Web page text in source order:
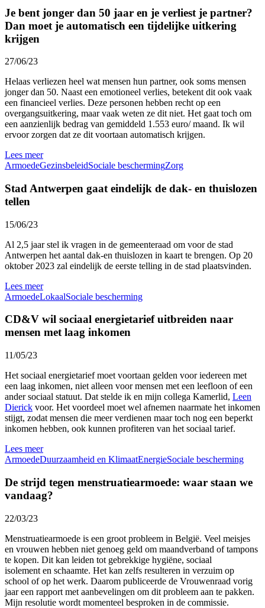
Je bent jonger dan 50 jaar en je verliest je partner?
Dan moet je automatisch een tijdelijke uitkering
krijgen
27/06/23
Helaas verliezen heel wat mensen hun partner, ook soms mensen
jonger dan 50. Naast een emotioneel verlies, betekent dit ook vaak
een financieel verlies. Deze personen hebben recht op een
overgangsuitkering, maar vaak weten ze dit niet. Het gaat toch om
een aanzienlijk bedrag van gemiddeld 1.553 euro/ maand. Ik wil
ervoor zorgen dat ze dit voortaan automatisch krijgen.
Lees meer
ArmoedeGezinsbeleidSociale beschermingZorg
Stad Antwerpen gaat eindelijk de dak- en thuislozen
tellen
15/06/23
Al 2,5 jaar stel ik vragen in de gemeenteraad om voor de stad
Antwerpen het aantal dak-en thuislozen in kaart te brengen. Op 20
oktober 2023 zal eindelijk de eerste telling in de stad plaatsvinden.
Lees meer
ArmoedeLokaalSociale bescherming
CD&V wil sociaal energietarief uitbreiden naar
mensen met laag inkomen
11/05/23
Het sociaal energietarief moet voortaan gelden voor iedereen met
een laag inkomen, niet alleen voor mensen met een leefloon of een
ander sociaal statuut. Dat stelde ik en mijn collega Kamerlid, Leen
Dierick voor. Het voordeel moet wel afnemen naarmate het inkomen
stijgt, zodat mensen die meer verdienen maar toch nog een beperkt
inkomen hebben, ook kunnen profiteren van het sociaal tarief.
Lees meer
ArmoedeDuurzaamheid en KlimaatEnergieSociale bescherming
De strijd tegen menstruatiearmoede: waar staan we
vandaag?
22/03/23
Menstruatiearmoede is een groot probleem in België. Veel meisjes
en vrouwen hebben niet genoeg geld om maandverband of tampons
te kopen. Dit kan leiden tot gebrekkige hygiëne, sociaal
isolement en schaamte. Het kan zelfs resulteren in verzuim op
school of op het werk. Daarom publiceerde de Vrouwenraad vorig
jaar een rapport met aanbevelingen om dit probleem aan te pakken.
Mijn resolutie wordt momenteel besproken in de commissie.